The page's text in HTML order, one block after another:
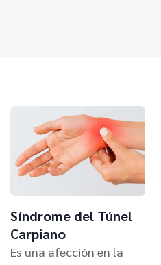
Síndrome del Túnel
Carpiano
Es una afección en la